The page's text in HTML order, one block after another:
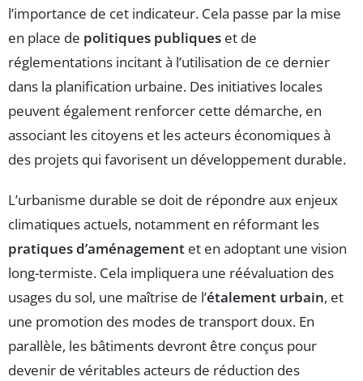
l’importance de cet indicateur. Cela passe par la mise
en place de politiques publiques et de
réglementations incitant à l’utilisation de ce dernier
dans la planification urbaine. Des initiatives locales
peuvent également renforcer cette démarche, en
associant les citoyens et les acteurs économiques à
des projets qui favorisent un développement durable.
L’urbanisme durable se doit de répondre aux enjeux
climatiques actuels, notamment en réformant les
pratiques d’aménagement et en adoptant une vision
long-termiste. Cela impliquera une réévaluation des
usages du sol, une maîtrise de l’étalement urbain, et
une promotion des modes de transport doux. En
parallèle, les bâtiments devront être conçus pour
devenir de véritables acteurs de réduction des